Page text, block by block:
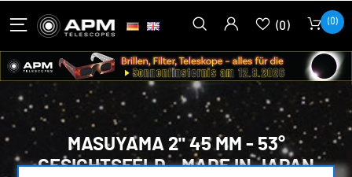
(0) (0)
MASUYAMA 2" 45 MM - 53°
GESICHTSFELD - MADE IN JAPAN